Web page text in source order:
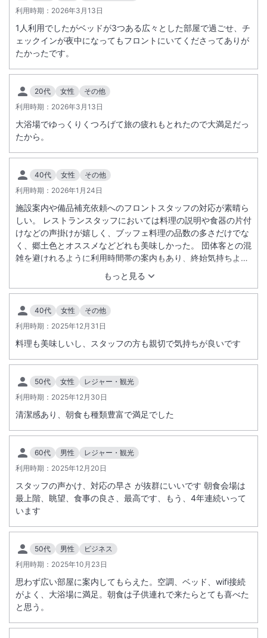
電気設備更新工事を実施いたします。
す。
【全館休業期間】
2027 年 2 月 28 日(日)~3 月 2 日(火)
※2 月 28 日の朝食営業は通常どおり実施いたします。
※2027 年 3 月 3 日(水)、15 時より営業を再開いたします。
利用時期： 2026年3月13日
1人利用でしたがベッドが3つある広々とした部屋で過ごせ、チ
ェックインが夜中になってもフロントにいてくださってありが
たかったです。
20代 女性
その他
利用時期： 2026年3月13日
大浴場でゆっくりくつろげて旅の疲れもとれたので大満足だっ
たから。
40代 女性
その他
利用時期： 2026年1月24日
もっと見る
施設案内や備品補充依頼へのフロントスタッフの対応が素晴ら
しい。 レストランスタッフにおいては料理の説明や食器の片付
けなどの声掛けが嬉しく、ブッフェ料理の品数の多さだけでな
く、郷土色とオススメなどどれも美味しかった。 団体客との混
雑を避けれるように利用時間帯の案内もあり、終始気持ちよく
だいたようで驚きました。
40代 女性
その他
利用時期： 2025年12月31日
料理も美味しいし、スタッフの方も親切で気持ちが良いです
50代 女性
レジャー・観光
利用時期： 2025年12月30日
清潔感あり、朝食も種類豊富で満足でした
60代 男性
レジャー・観光
利用時期： 2025年12月20日
スタッフの声かけ、対応の早さ が抜群にいいです 朝食会場は
最上階、眺望、食事の良さ、最高です、もう、4年連続いって
います
50代 男性
ビジネス
利用時期： 2025年10月23日
思わず広い部屋に案内してもらえた。空調、ベッド、wifi接続
がよく、大浴場に満足。朝食は子供連れで来たらとても喜べた
と思う。